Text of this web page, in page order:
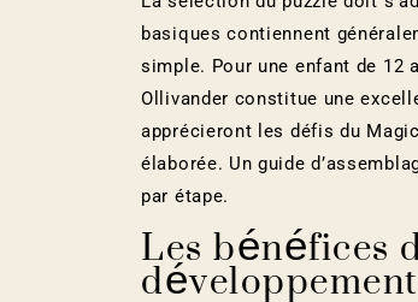
basiques contiennent
simple. Pour une enfant de 12
Ollivander constitue une
apprécieront les défis du
élaborée. Un guide
par étape.
Les bénéfices
développement